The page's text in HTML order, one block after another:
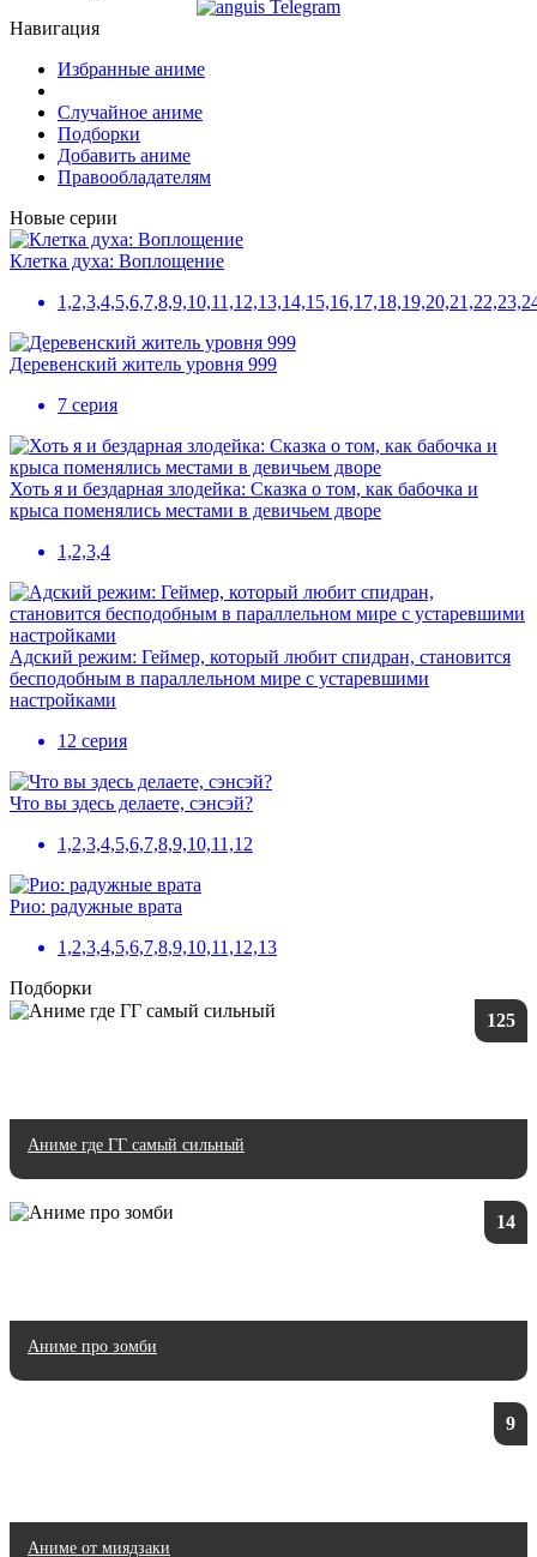
Навигация
Избранные аниме
Случайное аниме
Подборки
Добавить аниме
Правообладателям
Новые серии
Клетка духа: Воплощение
Деревенский житель уровня 999
7 серия
Хоть я и бездарная злодейка: Сказка о том, как бабочка и
крыса поменялись местами в девичьем дворе
1,2,3,4
Адский режим: Геймер, который любит спидран, становится
бесподобным в параллельном мире с устаревшими
настройками
12 серия
Что вы здесь делаете, сэнсэй?
1,2,3,4,5,6,7,8,9,10,11,12
Рио: радужные врата
1,2,3,4,5,6,7,8,9,10,11,12,13
Подборки
125
Аниме где ГГ самый сильный
14
Аниме про зомби
9
Аниме от миядзаки